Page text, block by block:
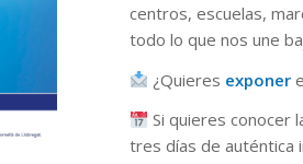
centros, escuelas,
todo lo que nos une
¿Quieres exponer
Si quieres conocer
tres días de auténtica